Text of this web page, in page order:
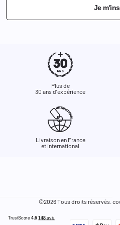
Je
Plus de
30 ans d'expérience
Livraison en France
et international
©2026 Tous droits réservés.